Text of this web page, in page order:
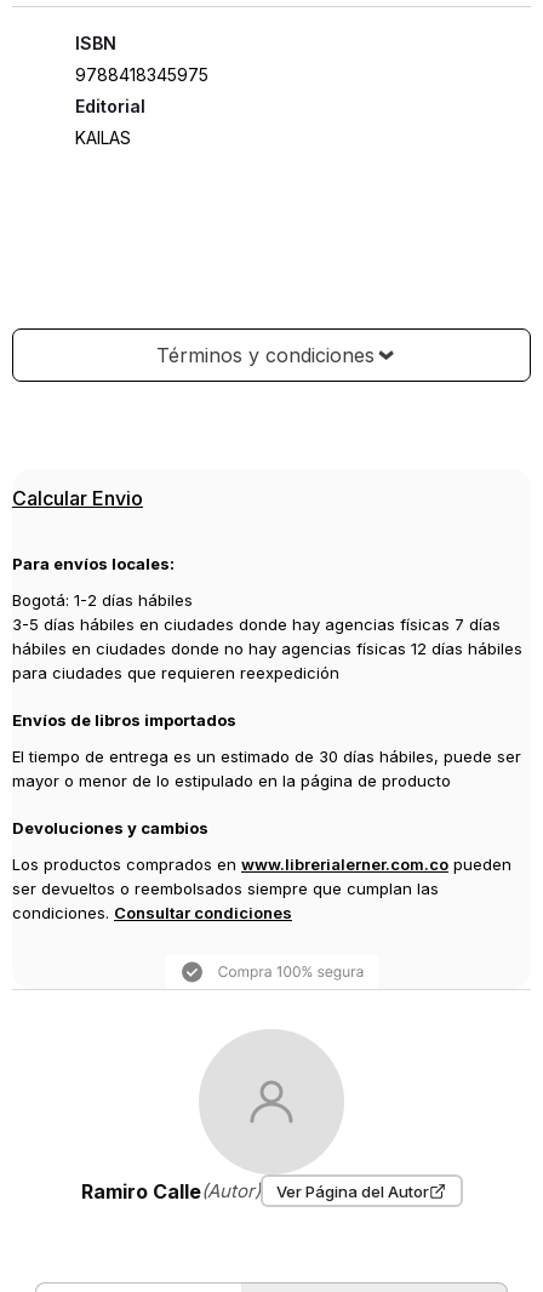
inquebrantable motivación. Un libro imprescindible para descubrir
el primer método de mejoramiento humano, transformación interior
ISBN
9788418345975
Editorial
KAILAS
Términos y condiciones
Calcular Envio
Para envíos locales:
Bogotá: 1-2 días hábiles
3-5 días hábiles en ciudades donde hay agencias físicas 7 días
hábiles en ciudades donde no hay agencias físicas 12 días hábiles
para ciudades que requieren reexpedición
Envíos de libros importados
El tiempo de entrega es un estimado de 30 días hábiles, puede ser
mayor o menor de lo estipulado en la página de producto
Devoluciones y cambios
Los productos comprados en www.librerialerner.com.co pueden
ser devueltos o reembolsados siempre que cumplan las
condiciones. Consultar condiciones
Ramiro Calle(Autor) Ver Página del Autor